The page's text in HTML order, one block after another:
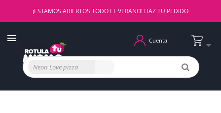
¡ESTAMOS ABIERTOS TODO EL VERANO! HAZ TU PEDIDO
Cuenta